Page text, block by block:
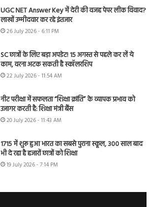
UGC NET Answer Key में देरी की वजह पेपर लीक विवाद?
लाखों उम्मीदवार कर रहे इंतजार
26 July 2026 - 6:11 PM
SC छात्रों के लिए बड़ा अपडेट! 15 अगस्त से पहले कर लें ये
काम, वरना अटक सकती है स्कॉलरशिप
22 July 2026 - 11:54 AM
नीट परीक्षा में सफलता “शिक्षा क्रांति” के व्यापक प्रभाव को
उजागर करती है: शिक्षा मंत्री बैंस
20 July 2026 - 11:43 AM
1715 में शुरू हुआ भारत का सबसे पुराना स्कूल, 300 साल बाद
भी दे रहा है हजारों छात्रों को शिक्षा
19 July 2026 - 7:14 PM